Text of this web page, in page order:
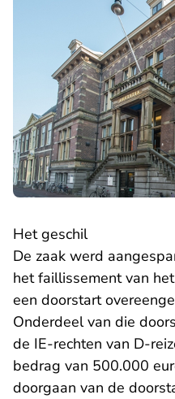
Het geschil
De zaak werd
het faillissement van
een doorstart
Onderdeel van die
de IE-rechten van D-
bedrag van 500.000
doorgaan van de